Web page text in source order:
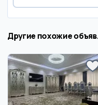
Другие похожие